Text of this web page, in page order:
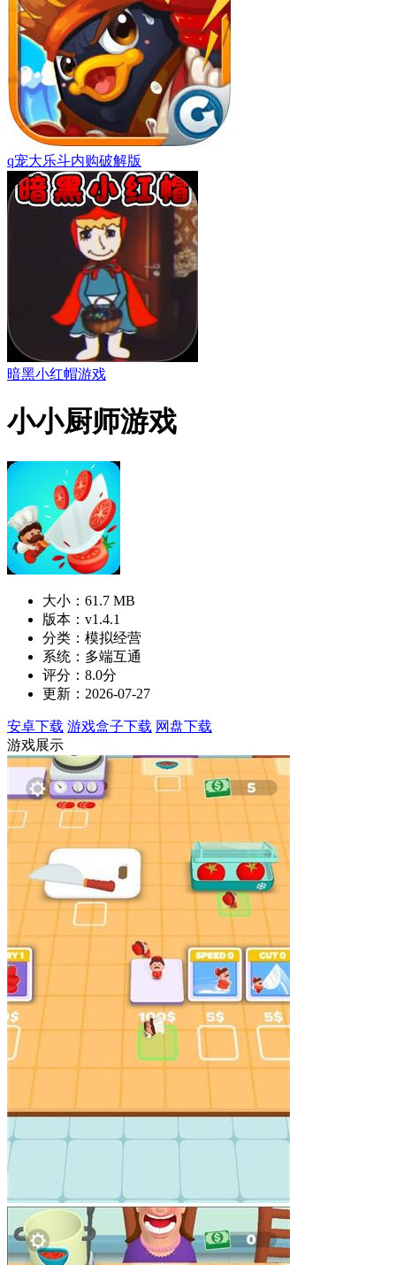
q宠大乐斗内购破解版
暗黑小红帽游戏
小小厨师游戏
大小：61.7 MB
版本：v1.4.1
分类：模拟经营
系统：多端互通
评分：8.0分
更新：2026-07-27
安卓下载 游戏盒子下载 网盘下载
游戏展示